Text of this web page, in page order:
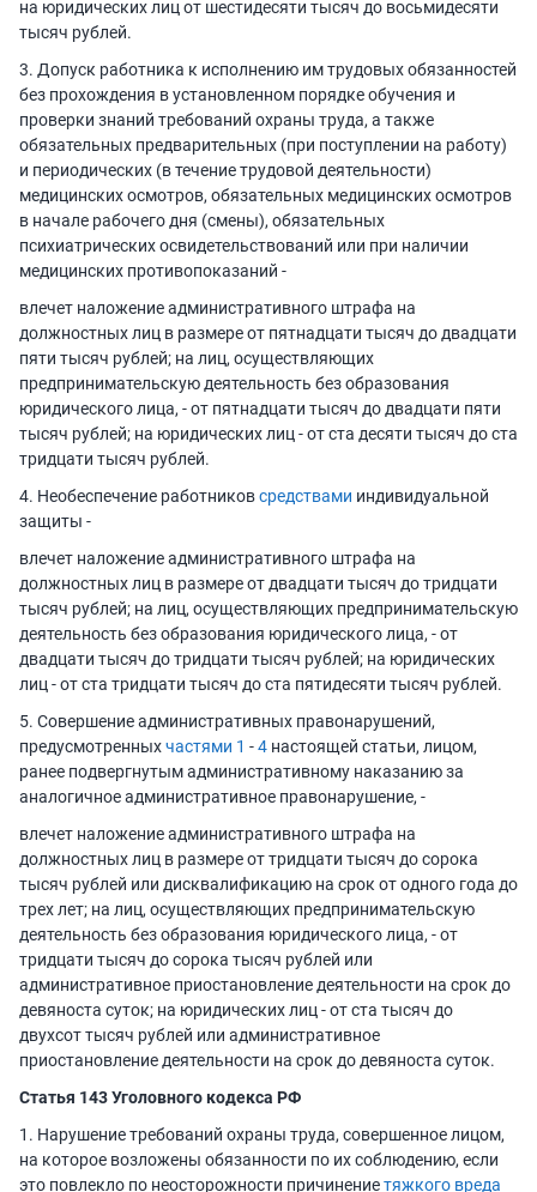
на юридических лиц от шестидесяти тысяч до восьмидесяти
тысяч рублей.
3. Допуск работника к исполнению им трудовых обязанностей
без прохождения в установленном порядке обучения и
проверки знаний требований охраны труда, а также
обязательных предварительных (при поступлении на работу)
и периодических (в течение трудовой деятельности)
медицинских осмотров, обязательных медицинских осмотров
в начале рабочего дня (смены), обязательных
психиатрических освидетельствований или при наличии
медицинских противопоказаний -
влечет наложение административного штрафа на
должностных лиц в размере от пятнадцати тысяч до двадцати
пяти тысяч рублей; на лиц, осуществляющих
предпринимательскую деятельность без образования
юридического лица, - от пятнадцати тысяч до двадцати пяти
тысяч рублей; на юридических лиц - от ста десяти тысяч до ста
тридцати тысяч рублей.
4. Необеспечение работниковсредствами индивидуальной
защиты -
влечет наложение административного штрафа на
должностных лиц в размере от двадцати тысяч до тридцати
тысяч рублей; на лиц, осуществляющих предпринимательскую
деятельность без образования юридического лица, - от
двадцати тысяч до тридцати тысяч рублей; на юридических
лиц - от ста тридцати тысяч до ста пятидесяти тысяч рублей.
5. Совершение административных правонарушений,
предусмотренныхчастями 1 -4 настоящей статьи, лицом,
ранее подвергнутым административному наказанию за
аналогичное административное правонарушение, -
влечет наложение административного штрафа на
должностных лиц в размере от тридцати тысяч до сорока
тысяч рублей или дисквалификацию на срок от одного года до
трех лет; на лиц, осуществляющих предпринимательскую
деятельность без образования юридического лица, - от
тридцати тысяч до сорока тысяч рублей или
административное приостановление деятельности на срок до
девяноста суток; на юридических лиц - от ста тысяч до
двухсот тысяч рублей или административное
приостановление деятельности на срок до девяноста суток.
Статья 143 Уголовного кодекса РФ
1. Нарушение требований охраны труда, совершенное лицом,
на которое возложены обязанности по их соблюдению, если
это повлекло по неосторожности причинениетяжкого вреда